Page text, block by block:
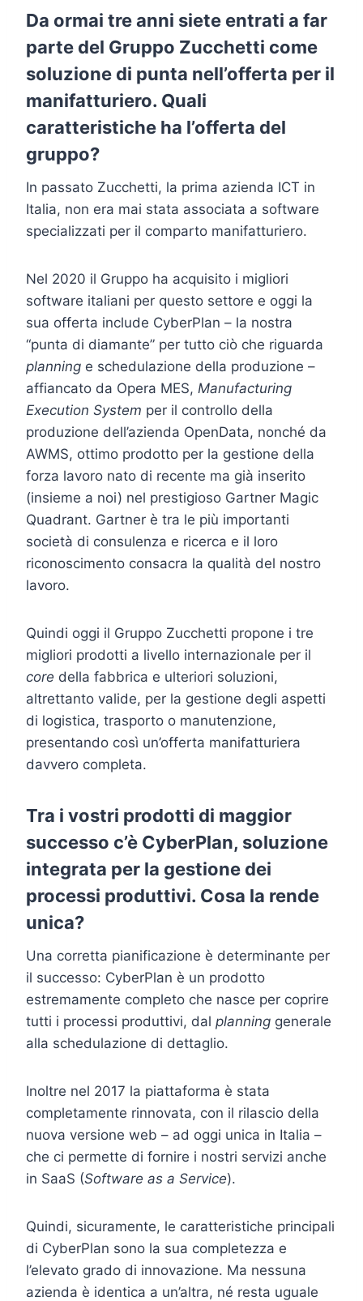
Da ormai tre anni siete entrati a far
parte del Gruppo Zucchetti come
soluzione di punta nell’offerta per il
manifatturiero. Quali
caratteristiche ha l’offerta del
gruppo?
In passato Zucchetti, la prima azienda ICT in
Italia, non era mai stata associata a software
specializzati per il comparto manifatturiero.
Nel 2020 il Gruppo ha acquisito i migliori
software italiani per questo settore e oggi la
sua offerta include CyberPlan – la nostra
“punta di diamante” per tutto ciò che riguarda
planning e schedulazione della produzione –
affiancato da Opera MES, Manufacturing
Execution System per il controllo della
produzione dell’azienda OpenData, nonché da
AWMS, ottimo prodotto per la gestione della
forza lavoro nato di recente ma già inserito
(insieme a noi) nel prestigioso Gartner Magic
Quadrant. Gartner è tra le più importanti
società di consulenza e ricerca e il loro
riconoscimento consacra la qualità del nostro
lavoro.
Quindi oggi il Gruppo Zucchetti propone i tre
migliori prodotti a livello internazionale per il
core della fabbrica e ulteriori soluzioni,
altrettanto valide, per la gestione degli aspetti
di logistica, trasporto o manutenzione,
presentando così un’offerta manifatturiera
davvero completa.
Tra i vostri prodotti di maggior
successo c’è CyberPlan, soluzione
integrata per la gestione dei
processi produttivi. Cosa la rende
unica?
Una corretta pianificazione è determinante per
il successo: CyberPlan è un prodotto
estremamente completo che nasce per coprire
tutti i processi produttivi, dal planning generale
alla schedulazione di dettaglio.
Inoltre nel 2017 la piattaforma è stata
completamente rinnovata, con il rilascio della
nuova versione web – ad oggi unica in Italia –
che ci permette di fornire i nostri servizi anche
in SaaS (Software as a Service).
Quindi, sicuramente, le caratteristiche principali
di CyberPlan sono la sua completezza e
l’elevato grado di innovazione. Ma nessuna
azienda è identica a un’altra, né resta uguale